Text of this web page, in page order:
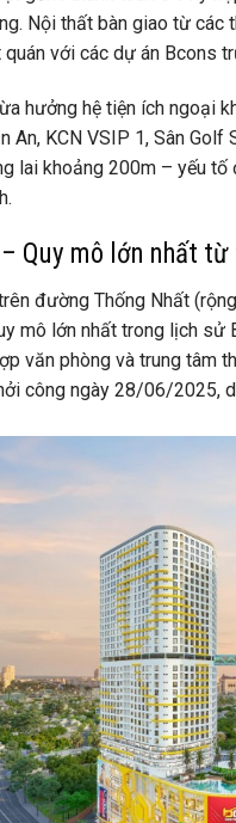
Nội thất bàn giao từ
với các dự án Bcons
hưởng hệ tiện ích ngoại
An, KCN VSIP 1, Sân
lai khoảng 200m – yếu
Quy mô lớn nhất
đường Thống Nhất
mô lớn nhất trong lịch
văn phòng và trung tâm
công ngày 28/06/2025,